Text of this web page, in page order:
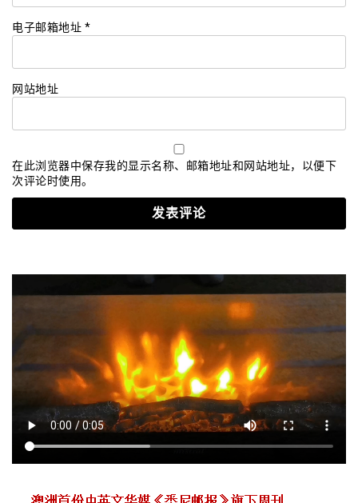
电子邮箱地址 *
网站地址
在此浏览器中保存我的显示名称、邮箱地址和网站地址，以便下
次评论时使用。